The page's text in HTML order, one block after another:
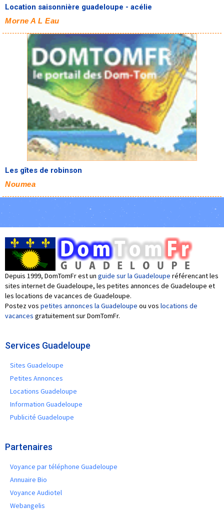
Location saisonnière guadeloupe - acélie
Morne A L Eau
Les gîtes de robinson
Noumea
Depuis 1999, DomTomFr est un guide sur la Guadeloupe référencant les
sites internet de Guadeloupe, les petites annonces de Guadeloupe et
les locations de vacances de Guadeloupe.
Postez vos petites annonces la Guadeloupe ou vos locations de
vacances gratuitement sur DomTomFr.
Services Guadeloupe
Sites Guadeloupe
Petites Annonces
Locations Guadeloupe
Information Guadeloupe
Publicité Guadeloupe
Partenaires
Voyance par téléphone Guadeloupe
Annuaire Bio
Voyance Audiotel
Webangelis